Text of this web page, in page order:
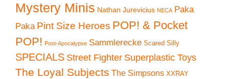
Mystery Minis Nathan Jurevicius NECA Paka
Paka Pint Size Heroes POP! & Pocket
POP! Post-Apocalypse Sammlerecke Scared Silly
SPECIALS Street Fighter Superplastic Toys
The Loyal Subjects The Simpsons XXRAY